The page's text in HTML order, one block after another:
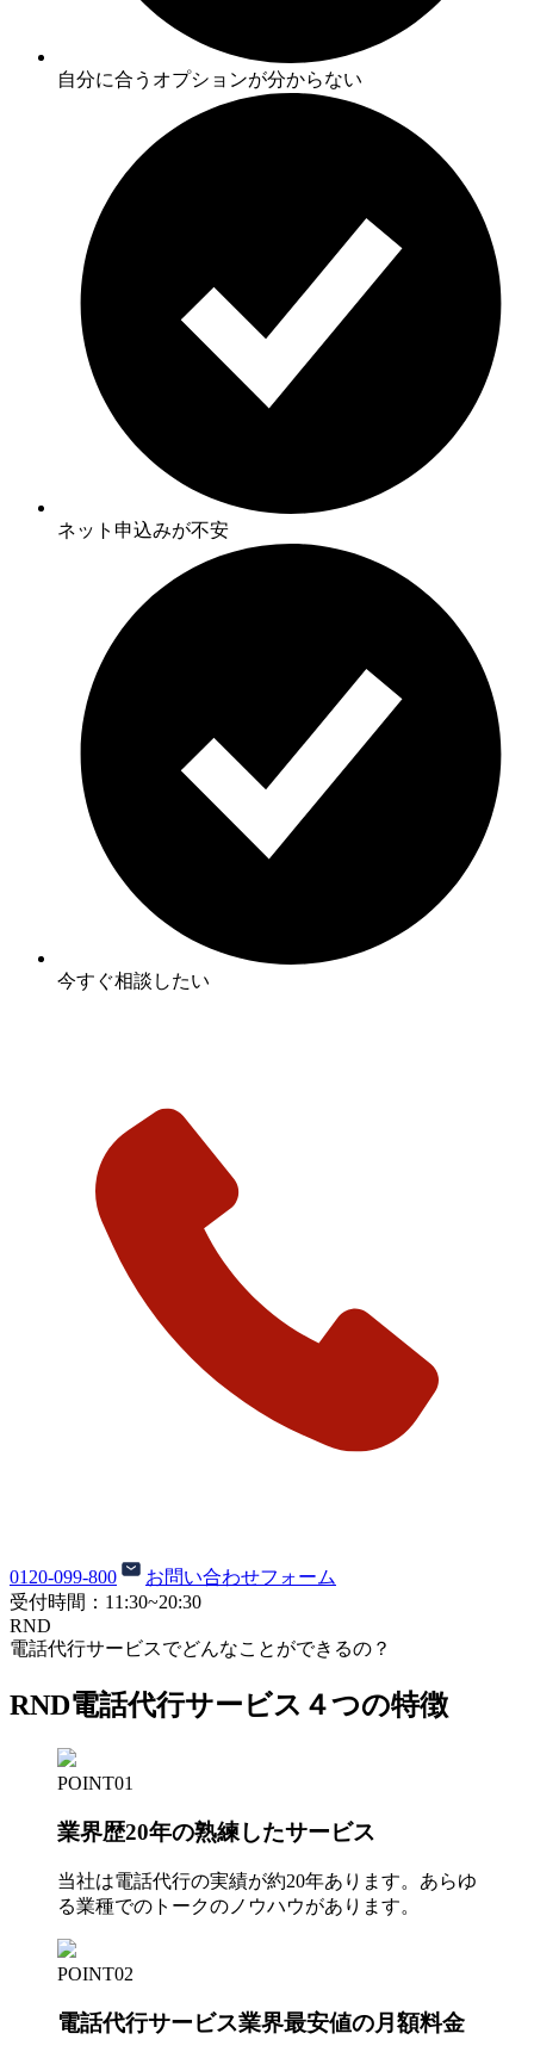
自分に合うオプションが分からない
ネット申込みが不安
今すぐ相談したい
0120-099-800
お問い合わせフォーム
受付時間： 11:30~20:30
RND
電話代行サービスでどんなことができるの？
RND電話代行サービス ４つの特徴
POINT01
業界歴20年の熟練したサービス
当社は電話代行の実績が約20年あります。あらゆ
る業種でのトークのノウハウがあります。
POINT02
電話代行サービス業界最安値の月額料金